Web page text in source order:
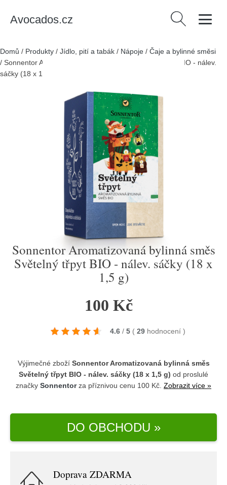
Avocados.cz Vyhledávání
Domů / Produkty / Jídlo, pití a tabák / Nápoje / Čaje a bylinné směsi
/ Sonnentor Aromatizovaná bylinná směs Světelný třpyt BIO - nálev.
sáčky (18 x 1,5 g)
Sonnentor Aromatizovaná bylinná směs
Světelný třpyt BIO - nálev. sáčky (18 x
1,5 g)
100 Kč
4.6 / 5 ( 29 hodnocení )
Výjimečné zboží Sonnentor Aromatizovaná bylinná směs
Světelný třpyt BIO - nálev. sáčky (18 x 1,5 g) od proslulé
značky Sonnentorza příznivou cenu 100 Kč. Zobrazit více »
DO OBCHODU »
Doprava ZDARMA